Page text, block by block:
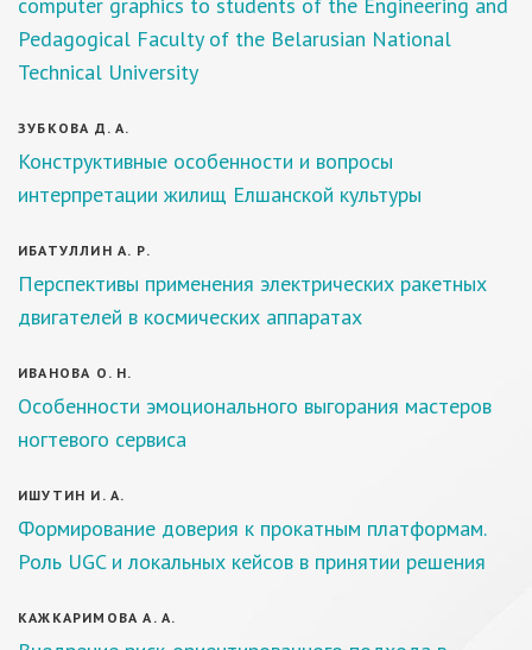
Pedagogical Faculty of the Belarusian National
Technical University
ЗУБКОВА Д. А.
Конструктивные особенности и вопросы
интерпретации жилищ Елшанской культуры
ИБАТУЛЛИН А. Р.
Перспективы применения электрических ракетных
двигателей в космических аппаратах
ИВАНОВА О. Н.
Особенности эмоционального выгорания мастеров
ногтевого сервиса
ИШУТИН И. А.
Формирование доверия к прокатным платформам.
Роль UGC и локальных кейсов в принятии решения
КАЖКАРИМОВА А. А.